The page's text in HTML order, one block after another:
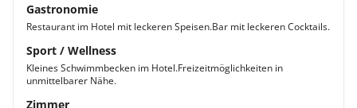
Gastronomie
Restaurant im Hotel mit leckeren Speisen.Bar mit leckeren Cocktails.
Sport / Wellness
Kleines Schwimmbecken im Hotel.Freizeitmöglichkeiten in
unmittelbarer Nähe.
Zimmer